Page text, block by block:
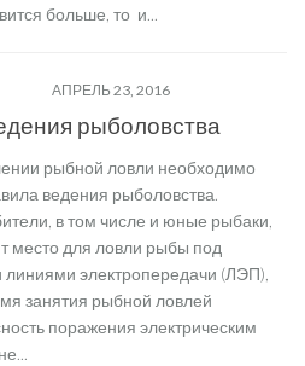
больше, то и...
АПРЕЛЬ 23, 2016
рыболовства
рыбной ловли необходимо
ведения рыболовства.
в том числе и юные рыбаки,
место для ловли рыбы под
электропередачи (ЛЭП),
занятия рыбной ловлей
поражения электрическим